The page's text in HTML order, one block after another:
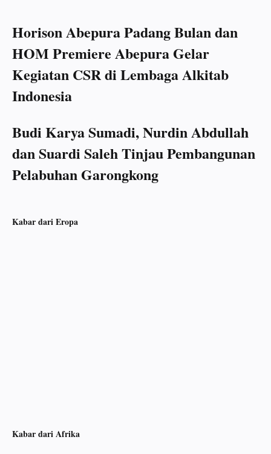
Horison Abepura Padang Bulan dan
HOM Premiere Abepura Gelar
Kegiatan CSR di Lembaga Alkitab
Indonesia
Budi Karya Sumadi, Nurdin Abdullah
dan Suardi Saleh Tinjau Pembangunan
Pelabuhan Garongkong
Kabar dari Eropa
Kabar dari Afrika